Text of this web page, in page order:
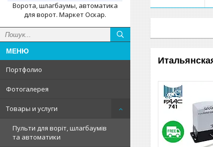
Ворота, шлагбаумы, автоматика
для ворот. Маркет Оскар.
Портфолио
Фотогалерея
Товары и услуги
Пульти для воріт, шлагбаумів
та автоматики